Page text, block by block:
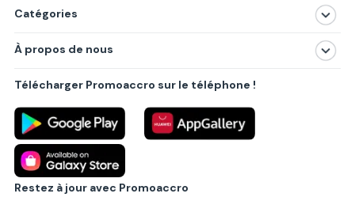
Catégories
Produits
Villes principales
À propos de nous
Politique de confidentialité
Règlements
Partenariat B2B
Blog
Contact
Télécharger Promoaccro sur le téléphone !
Restez à jour avec Promoaccro